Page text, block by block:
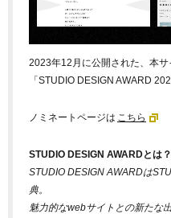
2023年12月に公開された、本
「STUDIO DESIGN AWARD
ノミネートページは こちら
STUDIO DESIGN AWARDとは？
STUDIO DESIGN AWARDは
典。
魅力的なwebサイトとの新たな